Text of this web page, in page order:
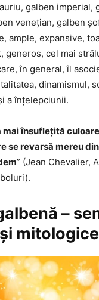
galben imperial,
venețian, galben
ample, expansive,
generos, cel mai
în general, îl
dinamismul,
a înţelepciunii.
mai însufleţită
se revarsă mereu
” (Jean Chevalier,
–
mitologice